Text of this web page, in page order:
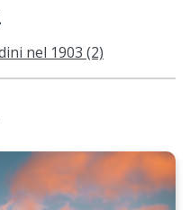
nel 1903 (2)